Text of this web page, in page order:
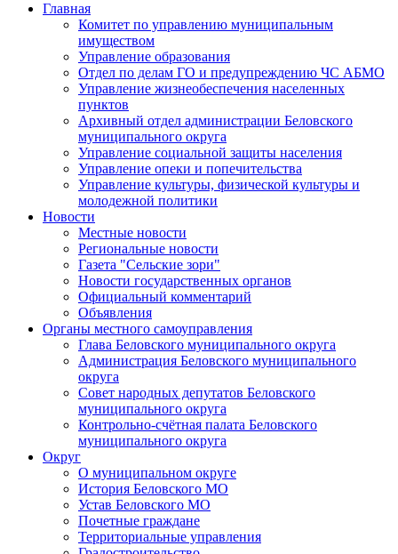
Главная
Комитет по управлению муниципальным
имуществом
Управление образования
Отдел по делам ГО и предупреждению ЧС АБМО
Управление жизнеобеспечения населенных
пунктов
Архивный отдел администрации Беловского
муниципального округа
Управление социальной защиты населения
Управление опеки и попечительства
Управление культуры, физической культуры и
молодежной политики
Новости
Местные новости
Региональные новости
Газета "Сельские зори"
Новости государственных органов
Официальный комментарий
Объявления
Органы местного самоуправления
Глава Беловского муниципального округа
Администрация Беловского муниципального
округа
Совет народных депутатов Беловского
муниципального округа
Контрольно-счётная палата Беловского
муниципального округа
Округ
О муниципальном округе
История Беловского МО
Устав Беловского МО
Почетные граждане
Территориальные управления